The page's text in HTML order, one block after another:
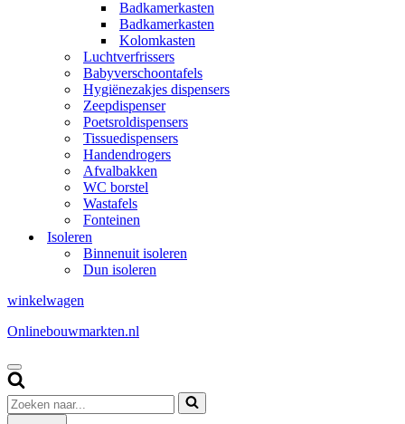
Badkamerkasten
Badkamerkasten
Kolomkasten
Luchtverfrissers
Babyverschoontafels
Hygiënezakjes dispensers
Zeepdispenser
Poetsroldispensers
Tissuedispensers
Handendrogers
Afvalbakken
WC borstel
Wastafels
Fonteinen
Isoleren
Binnenuit isoleren
Dun isoleren
winkelwagen
Onlinebouwmarkten.nl
Navigatie
Menu
Zoeken
naar...